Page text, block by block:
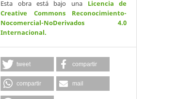
Esta obra está bajo una Licencia de
Creative Commons Reconocimiento-
Nocomercial-NoDerivados 4.0
Internacional.
tweet compartir
compartir mail